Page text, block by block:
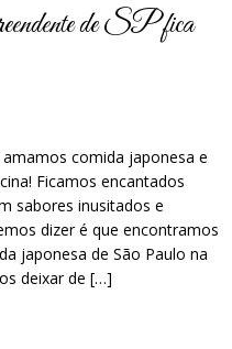
de SP fica
comida japonesa e
Ficamos encantados
sabores inusitados e
dizer é que encontramos
japonesa de São Paulo na
deixar de […]